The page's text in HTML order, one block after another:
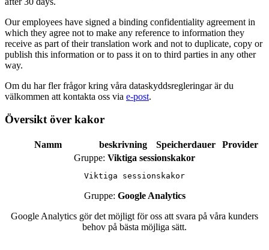
Our employees have signed a binding confidentiality agreement in
which they agree not to make any reference to information they
receive as part of their translation work and not to duplicate, copy or
publish this information or to pass it on to third parties in any other
way.
Om du har fler frågor kring våra dataskyddsregleringar är du
välkommen att kontakta oss via e-post.
Översikt över kakor
Namm beskrivning Speicherdauer
Provider
Gruppe: Viktiga sessionskakor
Viktiga sessionskakor
Gruppe: Google Analytics
Google Analytics gör det möjligt för oss att svara på våra kunders
behov på bästa möjliga sätt.